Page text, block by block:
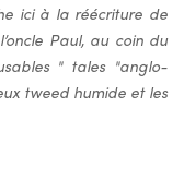
ici à la réécriture de
Paul, au coin du
" tales "anglo-
tweed humide et les